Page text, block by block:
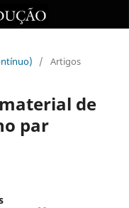
/ Artigos
de
par